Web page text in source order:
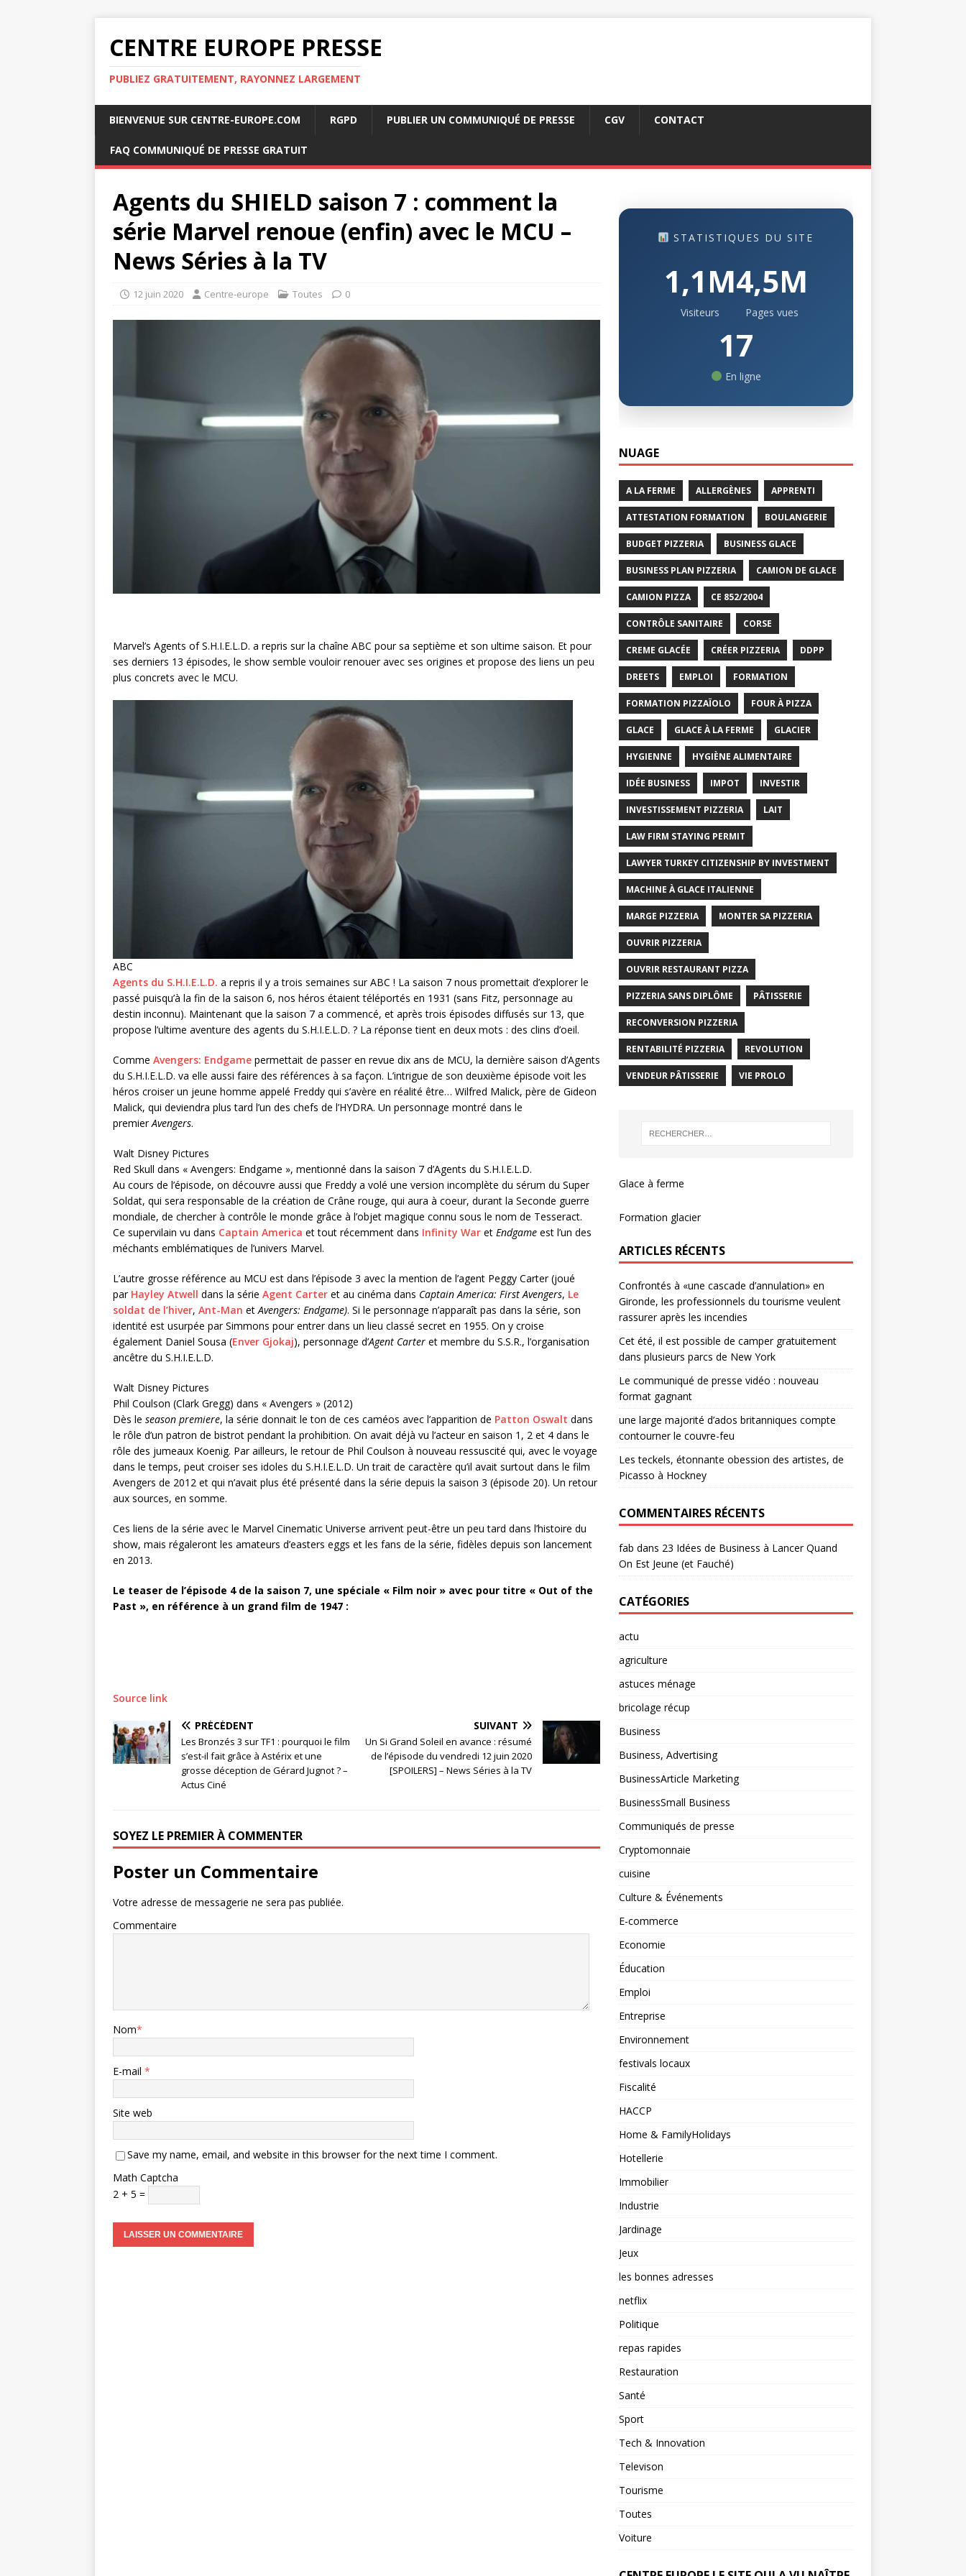
CENTRE EUROPE PRESSE
PUBLIEZ GRATUITEMENT, RAYONNEZ LARGEMENT
BIENVENUE SUR CENTRE-EUROPE.COM RGPD PUBLIER UN COMMUNIQUÉ DE PRESSE CGV CONTACT
FAQ COMMUNIQUÉ DE PRESSE GRATUIT
Agents du SHIELD saison 7 : comment la
série Marvel renoue (enfin) avec le MCU –
News Séries à la TV
12 juin 2020 Centre-europe Toutes 0
Marvel’s Agents of S.H.I.E.L.D. a repris sur la chaîne ABC pour sa septième et son ultime saison. Et pour
ses derniers 13 épisodes, le show semble vouloir renouer avec ses origines et propose des liens un peu
plus concrets avec le MCU.
ABC
Agents du S.H.I.E.L.D. a repris il y a trois semaines sur ABC ! La saison 7 nous promettait d’explorer le
passé puisqu’à la fin de la saison 6, nos héros étaient téléportés en 1931 (sans Fitz, personnage au
destin inconnu). Maintenant que la saison 7 a commencé, et après trois épisodes diffusés sur 13, que
propose l’ultime aventure des agents du S.H.I.E.L.D. ? La réponse tient en deux mots : des clins d’oeil.
Comme Avengers: Endgame permettait de passer en revue dix ans de MCU, la dernière saison d’Agents
du S.H.I.E.L.D. va elle aussi faire des références à sa façon. L’intrigue de son deuxième épisode voit les
héros croiser un jeune homme appelé Freddy qui s’avère en réalité être… Wilfred Malick, père de Gideon
Malick, qui deviendra plus tard l’un des chefs de l’HYDRA. Un personnage montré dans le
premierAvengers.
Walt Disney Pictures
Red Skull dans « Avengers: Endgame », mentionné dans la saison 7 d’Agents du S.H.I.E.L.D.
Au cours de l’épisode, on découvre aussi que Freddy a volé une version incomplète du sérum du Super
Soldat, qui sera responsable de la création de Crâne rouge, qui aura à coeur, durant la Seconde guerre
mondiale, de chercher à contrôle le monde grâce à l’objet magique connu sous le nom de Tesseract.
Ce supervilain vu dans Captain America et tout récemment dans Infinity War et Endgame est l’un des
méchants emblématiques de l’univers Marvel.
L’autre grosse référence au MCU est dans l’épisode 3 avec la mention de l’agent Peggy Carter (joué
par Hayley Atwell dans la série Agent Carter et au cinéma dans Captain America: First Avengers, Le
soldat de l’hiver, Ant-Man etAvengers: Endgame). Si le personnage n’apparaît pas dans la série, son
identité est usurpée par Simmons pour entrer dans un lieu classé secret en 1955. On y croise
également Daniel Sousa (Enver Gjokaj), personnage d’Agent Carter et membre du S.S.R., l’organisation
ancêtre du S.H.I.E.L.D.
Walt Disney Pictures
Phil Coulson (Clark Gregg) dans « Avengers » (2012)
Dès le season premiere, la série donnait le ton de ces caméos avec l’apparition de Patton Oswalt dans
le rôle d’un patron de bistrot pendant la prohibition. On avait déjà vu l’acteur en saison 1, 2 et 4 dans le
rôle des jumeaux Koenig. Par ailleurs, le retour de Phil Coulson à nouveau ressuscité qui, avec le voyage
dans le temps, peut croiser ses idoles du S.H.I.E.L.D. Un trait de caractère qu’il avait surtout dans le film
Avengers de 2012 et qui n’avait plus été présenté dans la série depuis la saison 3 (épisode 20). Un retour
aux sources, en somme.
Ces liens de la série avec le Marvel Cinematic Universe arrivent peut-être un peu tard dans l’histoire du
show, mais régaleront les amateurs d’easters eggs et les fans de la série, fidèles depuis son lancement
en 2013.
Le teaser de l’épisode 4 de la saison 7, une spéciale « Film noir » avec pour titre « Out of the
Past », en référence à un grand film de 1947 :
Source link
PRÉCÉDENT
Les Bronzés 3 sur TF1 : pourquoi le film
s’est-il fait grâce à Astérix et une
grosse déception de Gérard Jugnot ? –
Actus Ciné
SUIVANT
Un Si Grand Soleil en avance : résumé
de l’épisode du vendredi 12 juin 2020
[SPOILERS] – News Séries à la TV
SOYEZ LE PREMIER À COMMENTER
Poster un Commentaire
Votre adresse de messagerie ne sera pas publiée.
Commentaire
Nom*
E-mail *
Site web
Save my name, email, and website in this browser for the next time I comment.
Math Captcha
2 + 5 =
STATISTIQUES DU SITE
1,1M
Visiteurs
4,5M
Pages vues
17
En ligne
NUAGE
A LA FERME ALLERGÈNES APPRENTI
ATTESTATION FORMATION BOULANGERIE
BUDGET PIZZERIA BUSINESS GLACE
BUSINESS PLAN PIZZERIA CAMION DE GLACE
CAMION PIZZA CE 852/2004
CONTRÔLE SANITAIRE CORSE
CREME GLACÉE CRÉER PIZZERIA DDPP
DREETS EMPLOI FORMATION
FORMATION PIZZAÏOLO FOUR À PIZZA
GLACE GLACE À LA FERME GLACIER
HYGIENNE HYGIÈNE ALIMENTAIRE
IDÉE BUSINESS IMPOT INVESTIR
INVESTISSEMENT PIZZERIA LAIT
LAW FIRM STAYING PERMIT
LAWYER TURKEY CITIZENSHIP BY INVESTMENT
MACHINE À GLACE ITALIENNE
MARGE PIZZERIA MONTER SA PIZZERIA
OUVRIR PIZZERIA
OUVRIR RESTAURANT PIZZA
PIZZERIA SANS DIPLÔME PÂTISSERIE
RECONVERSION PIZZERIA
RENTABILITÉ PIZZERIA REVOLUTION
VENDEUR PÂTISSERIE VIE PROLO
Glace à ferme
Formation glacier
ARTICLES RÉCENTS
Confrontés à «une cascade d’annulation» en
Gironde, les professionnels du tourisme veulent
rassurer après les incendies
Cet été, il est possible de camper gratuitement
dans plusieurs parcs de New York
Le communiqué de presse vidéo : nouveau
format gagnant
une large majorité d’ados britanniques compte
contourner le couvre-feu
Les teckels, étonnante obession des artistes, de
Picasso à Hockney
COMMENTAIRES RÉCENTS
fab dans 23 Idées de Business à Lancer Quand
On Est Jeune (et Fauché)
CATÉGORIES
actu
agriculture
astuces ménage
bricolage récup
Business
Business, Advertising
BusinessArticle Marketing
BusinessSmall Business
Communiqués de presse
Cryptomonnaie
cuisine
Culture & Événements
E-commerce
Economie
Éducation
Emploi
Entreprise
Environnement
festivals locaux
Fiscalité
HACCP
Home & FamilyHolidays
Hotellerie
Immobilier
Industrie
Jardinage
Jeux
les bonnes adresses
netflix
Politique
repas rapides
Restauration
Santé
Sport
Tech & Innovation
Televison
Tourisme
Toutes
Voiture